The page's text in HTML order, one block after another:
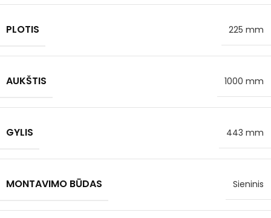
PLOTIS 225 mm
AUKŠTIS 1000 mm
GYLIS 443 mm
MONTAVIMO BŪDAS Sieninis